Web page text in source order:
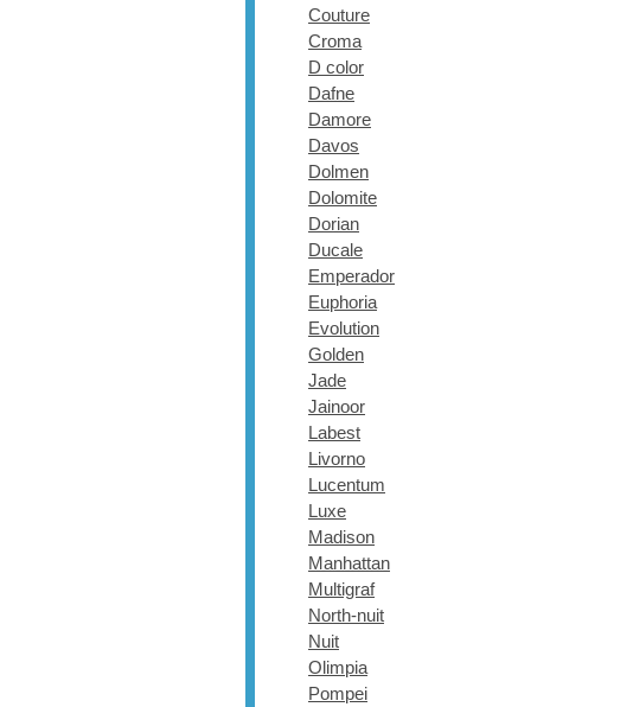
Couture
Croma
D color
Dafne
Damore
Davos
Dolmen
Dolomite
Dorian
Ducale
Emperador
Euphoria
Evolution
Golden
Jade
Jainoor
Labest
Livorno
Lucentum
Luxe
Madison
Manhattan
Multigraf
North-nuit
Nuit
Olimpia
Pompei